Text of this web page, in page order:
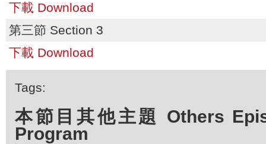
下載 Download
第三節 Section 3
下載 Download
Tags:
本節目其他主題 Others
Program